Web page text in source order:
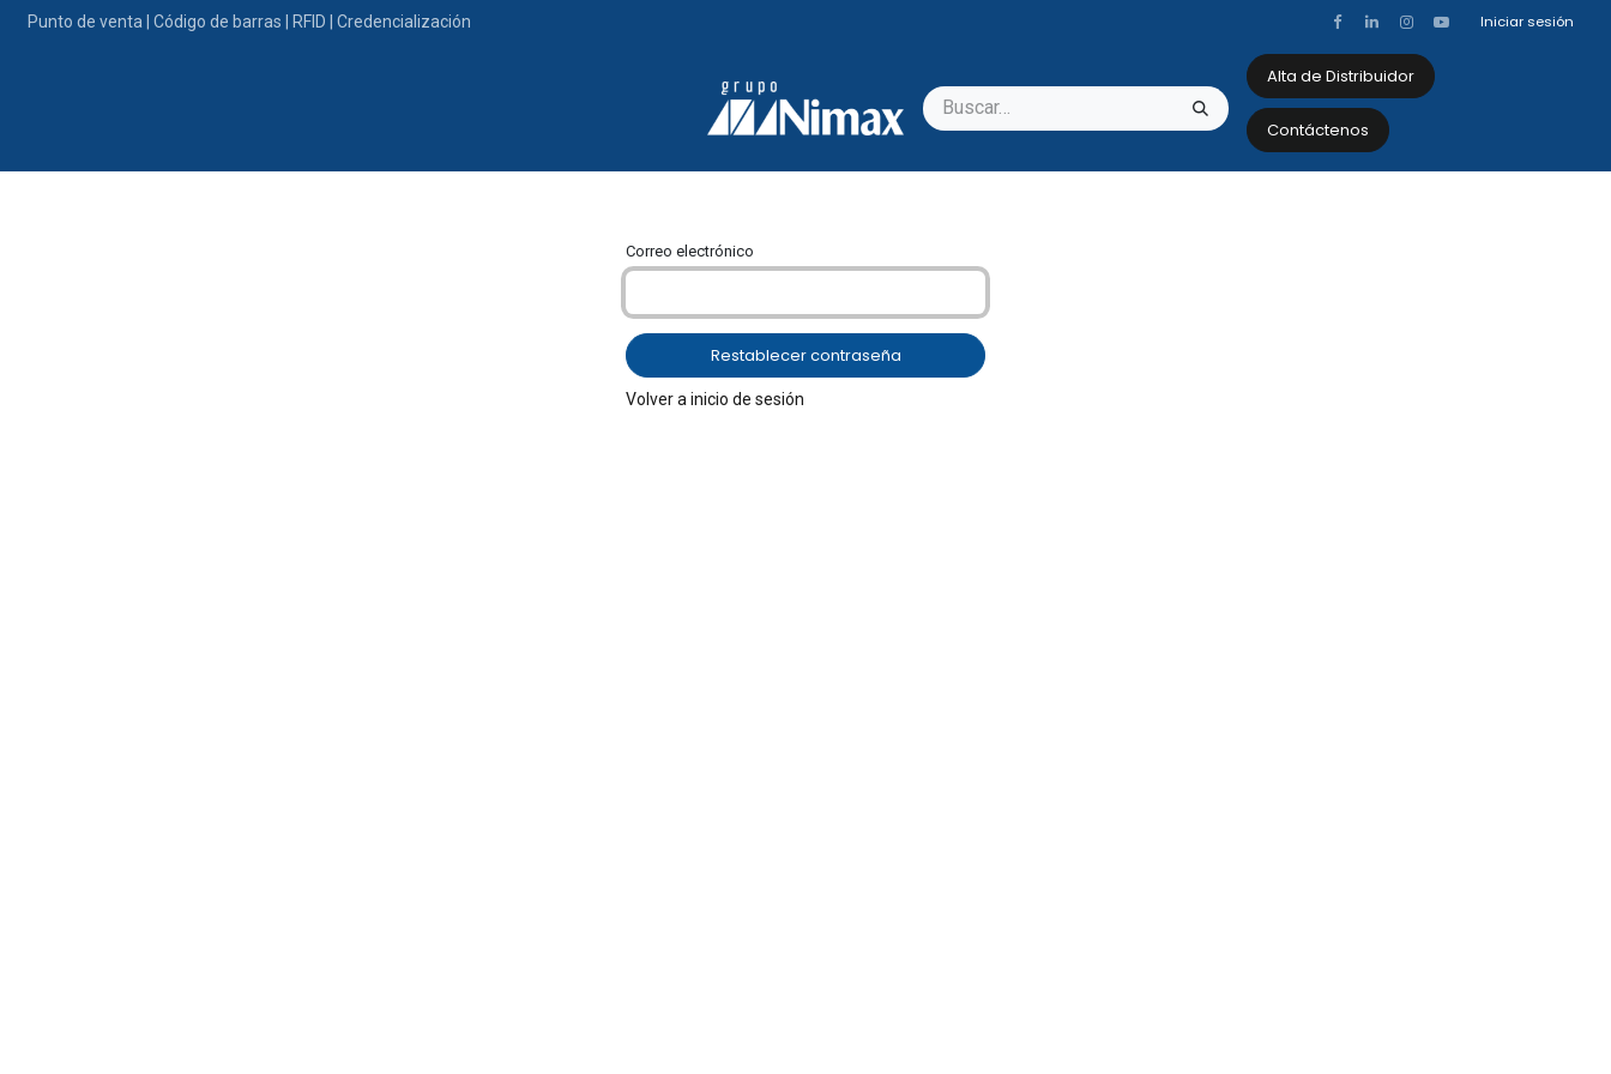
Ir al contenido
Punto de venta | Código de barras | RFID | Credencialización Iniciar sesión
Alta de Distribuidor
Contáctenos
Correo electrónico
Restablecer contraseña
Volver a inicio de sesión